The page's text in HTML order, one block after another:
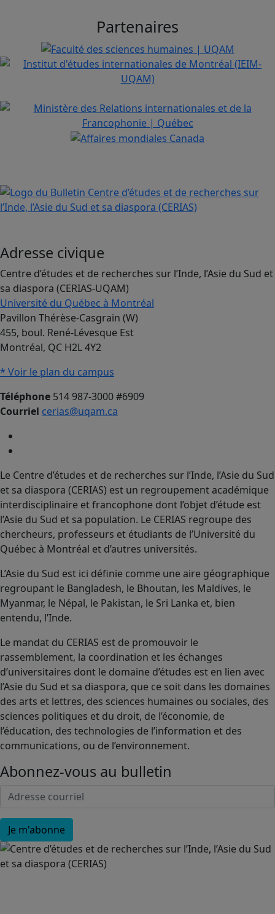
Partenaires
Adresse civique
Centre d’études et de recherches sur l’Inde, l’Asie du Sud et
sa diaspora (CERIAS-UQAM)
Université du Québec à Montréal
Pavillon Thérèse-Casgrain (W)
455, boul. René-Lévesque Est
Montréal, QC H2L 4Y2
* Voir le plan du campus
Téléphone 514 987-3000 #6909
Courriel cerias@uqam.ca
Le Centre d’études et de recherches sur l’Inde, l’Asie du Sud
et sa diaspora (CERIAS) est un regroupement académique
interdisciplinaire et francophone dont l’objet d’étude est
l’Asie du Sud et sa population. Le CERIAS regroupe des
chercheurs, professeurs et étudiants de l’Université du
Québec à Montréal et d’autres universités.
L’Asie du Sud est ici définie comme une aire géographique
regroupant le Bangladesh, le Bhoutan, les Maldives, le
Myanmar, le Népal, le Pakistan, le Sri Lanka et, bien
entendu, l’Inde.
Le mandat du CERIAS est de promouvoir le
rassemblement, la coordination et les échanges
d’universitaires dont le domaine d’études est en lien avec
l’Asie du Sud et sa diaspora, que ce soit dans les domaines
des arts et lettres, des sciences humaines ou sociales, des
sciences politiques et du droit, de l’économie, de
l’éducation, des technologies de l’information et des
communications, ou de l’environnement.
Abonnez-vous au bulletin